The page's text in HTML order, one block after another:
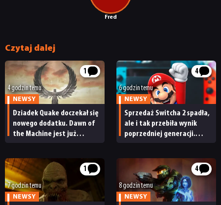
Fred
Czytaj dalej
1
4 godzin temu
NEWSY
Dziadek Quake doczekał się
nowego dodatku. Dawn of
the Machine jest już
4
6 godzin temu
NEWSY
Sprzedaż Switcha 2 spadła,
ale i tak przebiła wynik
poprzedniej generacji.
1
7 godzin temu
NEWSY
4
8 godzin temu
NEWSY